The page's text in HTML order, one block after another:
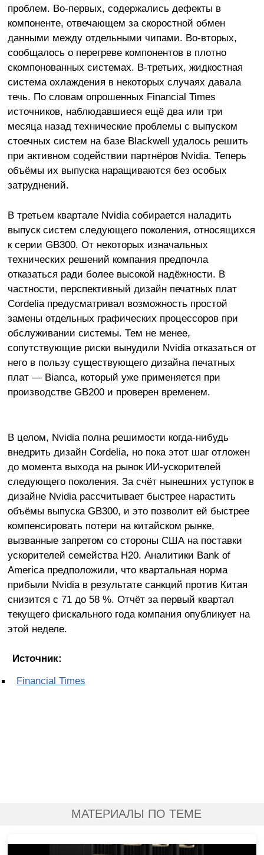
проблем. Во-первых, содержались дефекты в
компоненте, отвечающем за скоростной обмен
данными между отдельными чипами. Во-вторых,
сообщалось о перегреве компонентов в плотно
скомпонованных системах. В-третьих, жидкостная
система охлаждения в некоторых случаях давала
течь. По словам опрошенных Financial Times
источников, наблюдавшиеся ещё два или три
месяца назад технические проблемы с выпуском
стоечных систем на базе Blackwell удалось решить
при активном содействии партнёров Nvidia. Теперь
объёмы их выпуска наращиваются без особых
затруднений.
В третьем квартале Nvidia собирается наладить
выпуск систем следующего поколения, относящихся
к серии GB300. От некоторых изначальных
технических решений компания предпочла
отказаться ради более высокой надёжности. В
частности, перспективный дизайн печатных плат
Cordelia предусматривал возможность простой
замены отдельных графических процессоров при
обслуживании системы. Тем не менее,
сопутствующие риски вынудили Nvidia отказаться от
него в пользу существующего дизайна печатных
плат — Bianca, который уже применяется при
производстве GB200 и проверен временем.
В целом, Nvidia полна решимости когда-нибудь
внедрить дизайн Cordelia, но пока этот шаг отложен
до момента выхода на рынок ИИ-ускорителей
следующего поколения. За счёт нынешних уступок в
дизайне Nvidia рассчитывает быстрее нарастить
объёмы выпуска GB300, и это позволит ей быстрее
компенсировать потери на китайском рынке,
вызванные запретом со стороны США на поставки
ускорителей семейства H20. Аналитики Bank of
America предположили, что квартальная норма
прибыли Nvidia в результате санкций против Китая
снизится с 71 до 58 %. Отчёт за первый квартал
текущего фискального года компания опубликует на
этой неделе.
Источник:
Financial Times
МАТЕРИАЛЫ ПО ТЕМЕ